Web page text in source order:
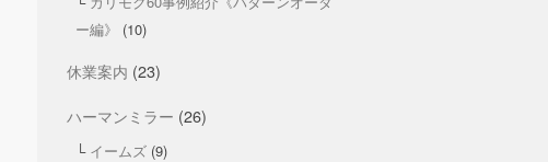
ー編》
(10)
休業案内 (23)
ハーマンミラー (26)
イームズ(9)